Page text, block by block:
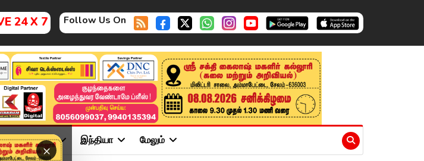
24 X 7 Follow Us On
×
விளையாட்டு இந்தியா மேலும்